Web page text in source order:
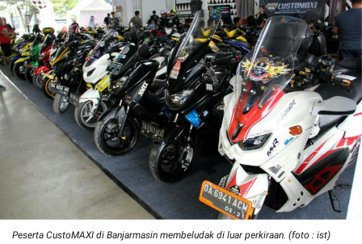
Peserta CustoMAXI di Banjarmasin membeludak di luar perkiraan. (foto : ist)